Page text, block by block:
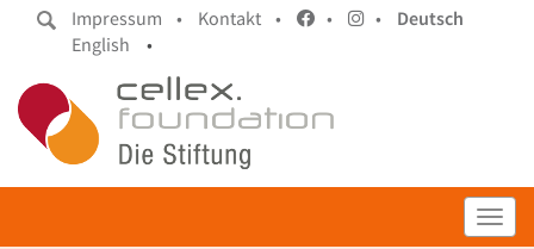
Impressum • Kontakt • • •
Deutsch
English
•